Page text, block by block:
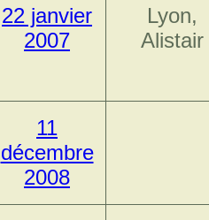
22 janvier
2007
Lyon,
Alistair
11
décembre
2008